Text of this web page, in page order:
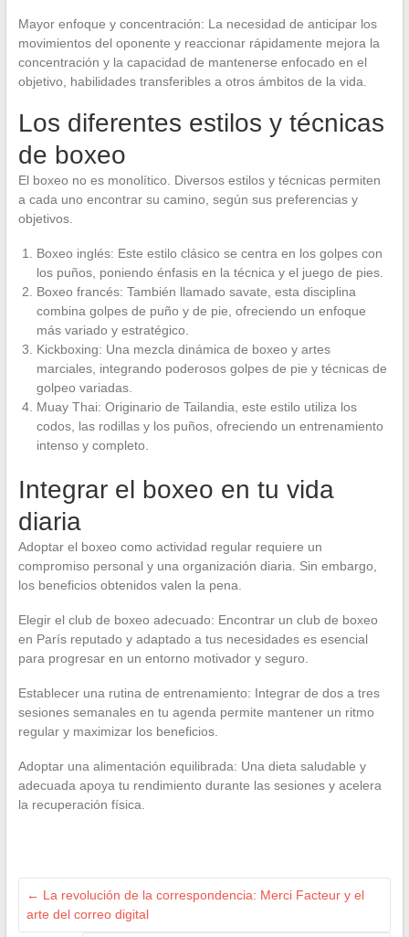
Mayor enfoque y concentración: La necesidad de anticipar los
movimientos del oponente y reaccionar rápidamente mejora la
concentración y la capacidad de mantenerse enfocado en el
objetivo, habilidades transferibles a otros ámbitos de la vida.
Los diferentes estilos y técnicas
de boxeo
El boxeo no es monolítico. Diversos estilos y técnicas permiten
a cada uno encontrar su camino, según sus preferencias y
objetivos.
Boxeo inglés: Este estilo clásico se centra en los golpes con
los puños, poniendo énfasis en la técnica y el juego de pies.
Boxeo francés: También llamado savate, esta disciplina
combina golpes de puño y de pie, ofreciendo un enfoque
más variado y estratégico.
Kickboxing: Una mezcla dinámica de boxeo y artes
marciales, integrando poderosos golpes de pie y técnicas de
golpeo variadas.
Muay Thai: Originario de Tailandia, este estilo utiliza los
codos, las rodillas y los puños, ofreciendo un entrenamiento
intenso y completo.
Integrar el boxeo en tu vida
diaria
Adoptar el boxeo como actividad regular requiere un
compromiso personal y una organización diaria. Sin embargo,
los beneficios obtenidos valen la pena.
Elegir el club de boxeo adecuado: Encontrar un club de boxeo
en París reputado y adaptado a tus necesidades es esencial
para progresar en un entorno motivador y seguro.
Establecer una rutina de entrenamiento: Integrar de dos a tres
sesiones semanales en tu agenda permite mantener un ritmo
regular y maximizar los beneficios.
Adoptar una alimentación equilibrada: Una dieta saludable y
adecuada apoya tu rendimiento durante las sesiones y acelera
la recuperación física.
← La revolución de la correspondencia: Merci Facteur y el
arte del correo digital